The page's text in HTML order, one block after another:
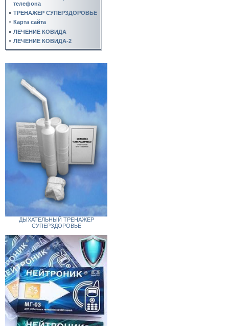
телефона
ТРЕНАЖЕР СУПЕРЗДОРОВЬЕ
Карта сайта
ЛЕЧЕНИЕ КОВИДА
ЛЕЧЕНИЕ КОВИДА-2
ДЫХАТЕЛЬНЫЙ ТРЕНАЖЕР
СУПЕРЗДОРОВЬЕ